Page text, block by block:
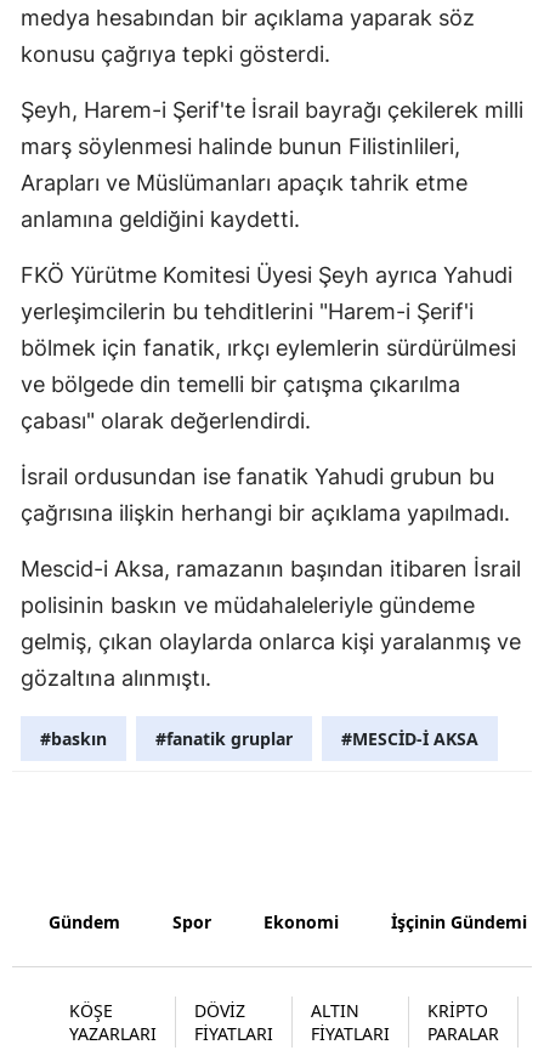
İzmir
Kars
Kırklareli
Kırşehir
Kocaeli
Kütahya
Manisa
Muğla
Rize
Sakarya
medya hesabından bir açıklama yaparak söz
konusu çağrıya tepki gösterdi.
Şeyh, Harem-i Şerif'te İsrail bayrağı çekilerek milli
marş söylenmesi halinde bunun Filistinlileri,
Arapları ve Müslümanları apaçık tahrik etme
anlamına geldiğini kaydetti.
FKÖ Yürütme Komitesi Üyesi Şeyh ayrıca Yahudi
yerleşimcilerin bu tehditlerini "Harem-i Şerif'i
bölmek için fanatik, ırkçı eylemlerin sürdürülmesi
ve bölgede din temelli bir çatışma çıkarılma
çabası" olarak değerlendirdi.
İsrail ordusundan ise fanatik Yahudi grubun bu
çağrısına ilişkin herhangi bir açıklama yapılmadı.
Mescid-i Aksa, ramazanın başından itibaren İsrail
polisinin baskın ve müdahaleleriyle gündeme
gelmiş, çıkan olaylarda onlarca kişi yaralanmış ve
gözaltına alınmıştı.
#baskın #fanatik gruplar #MESCİD-İ AKSA
Gündem Spor Ekonomi İşçinin Gündemi
KÖŞE
YAZARLARI
DÖVİZ
FİYATLARI
ALTIN
FİYATLARI
KRİPTO
PARALAR